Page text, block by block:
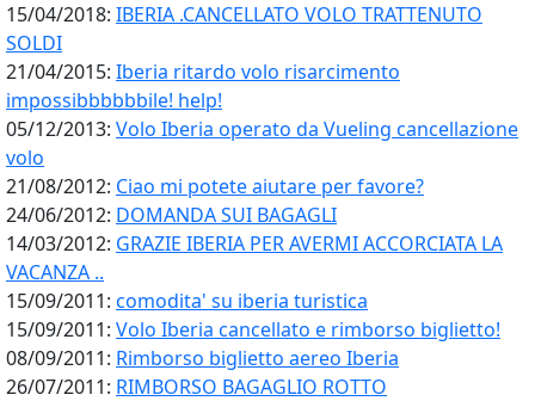
15/04/2018: IBERIA .CANCELLATO VOLO TRATTENUTO
SOLDI
21/04/2015: Iberia ritardo volo risarcimento
impossibbbbbbile! help!
05/12/2013: Volo Iberia operato da Vueling cancellazione
volo
21/08/2012: Ciao mi potete aiutare per favore?
24/06/2012: DOMANDA SUI BAGAGLI
14/03/2012: GRAZIE IBERIA PER AVERMI ACCORCIATA LA
VACANZA ..
15/09/2011: comodita' su iberia turistica
15/09/2011: Volo Iberia cancellato e rimborso biglietto!
08/09/2011: Rimborso biglietto aereo Iberia
26/07/2011: RIMBORSO BAGAGLIO ROTTO